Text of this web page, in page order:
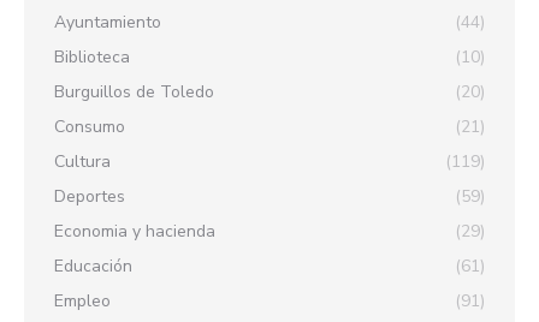
Ayuntamiento
(44)
Biblioteca
(10)
Burguillos de Toledo
(20)
Consumo
(21)
Cultura
(119)
Deportes
(59)
Economia y hacienda
(29)
Educación
(61)
Empleo
(91)